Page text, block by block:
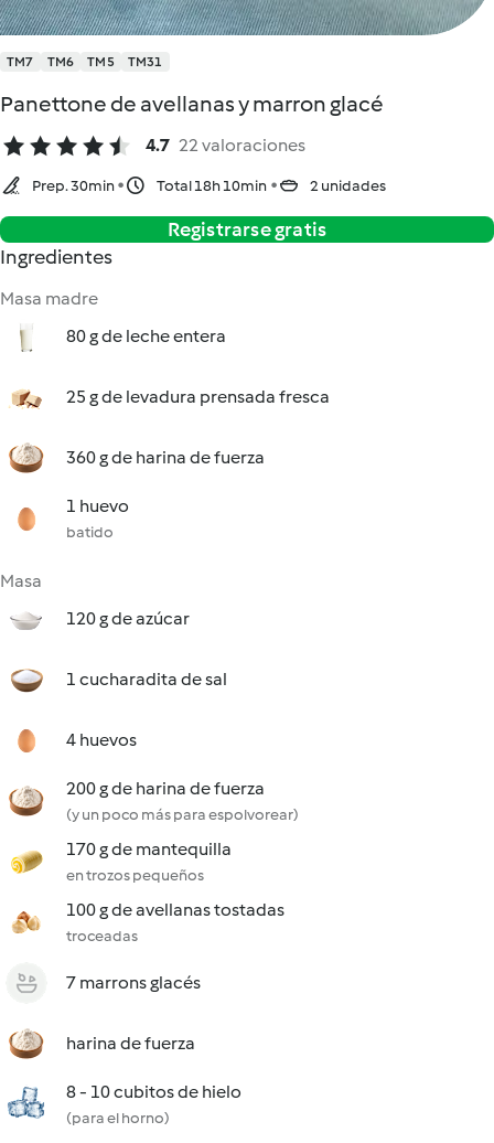
TM7 TM6 TM5 TM31
Panettone de avellanas y marron glacé
4.7 22 valoraciones
Prep. 30min Total 18h 10min 2 unidades
Registrarse gratis
Ingredientes
Masa madre
80 g de leche entera
25 g de levadura prensada fresca
360 g de harina de fuerza
1 huevo
batido
Masa
120 g de azúcar
1 cucharadita de sal
4 huevos
200 g de harina de fuerza
(y un poco más para espolvorear)
170 g de mantequilla
en trozos pequeños
100 g de avellanas tostadas
troceadas
7 marrons glacés
harina de fuerza
8 - 10 cubitos de hielo
(para el horno)